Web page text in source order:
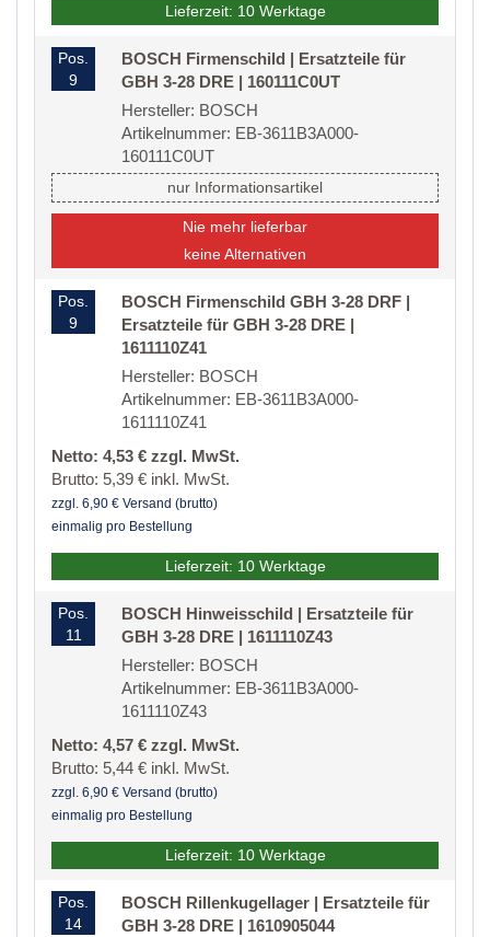
Lieferzeit: 10 Werktage
Pos.
9
BOSCH Firmenschild | Ersatzteile für
GBH 3-28 DRE | 160111C0UT
Hersteller: BOSCH
Artikelnummer: EB-3611B3A000-
160111C0UT
nur Informationsartikel
Nie mehr lieferbar
keine Alternativen
Pos.
9
BOSCH Firmenschild GBH 3-28 DRF |
Ersatzteile für GBH 3-28 DRE |
1611110Z41
Hersteller: BOSCH
Artikelnummer: EB-3611B3A000-
1611110Z41
Netto: 4,53 € zzgl. MwSt.
Brutto: 5,39 € inkl. MwSt.
zzgl. 6,90 € Versand (brutto)
einmalig pro Bestellung
Lieferzeit: 10 Werktage
Pos.
11
BOSCH Hinweisschild | Ersatzteile für
GBH 3-28 DRE | 1611110Z43
Hersteller: BOSCH
Artikelnummer: EB-3611B3A000-
1611110Z43
Netto: 4,57 € zzgl. MwSt.
Brutto: 5,44 € inkl. MwSt.
zzgl. 6,90 € Versand (brutto)
einmalig pro Bestellung
Lieferzeit: 10 Werktage
Pos.
14
BOSCH Rillenkugellager | Ersatzteile für
GBH 3-28 DRE | 1610905044